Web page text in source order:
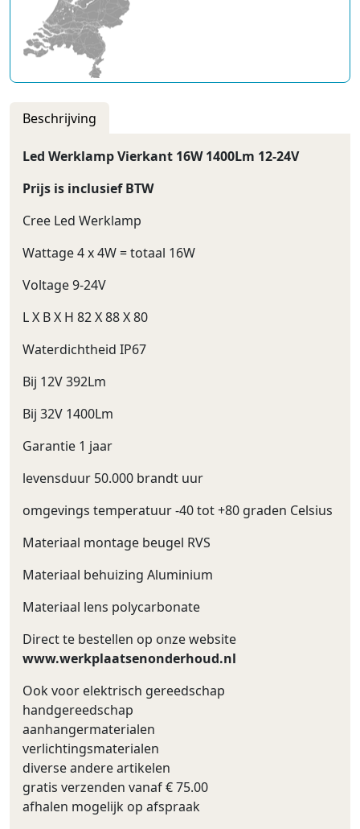
Beschrijving
Led Werklamp Vierkant 16W 1400Lm 12-24V
Prijs is inclusief BTW
Cree Led Werklamp
Wattage 4 x 4W = totaal 16W
Voltage 9-24V
L X B X H 82 X 88 X 80
Waterdichtheid IP67
Bij 12V 392Lm
Bij 32V 1400Lm
Garantie 1 jaar
levensduur 50.000 brandt uur
omgevings temperatuur -40 tot +80 graden Celsius
Materiaal montage beugel RVS
Materiaal behuizing Aluminium
Materiaal lens polycarbonate
Direct te bestellen op onze website
www.werkplaatsenonderhoud.nl
Ook voor elektrisch gereedschap
handgereedschap
aanhangermaterialen
verlichtingsmaterialen
diverse andere artikelen
gratis verzenden vanaf € 75.00
afhalen mogelijk op afspraak